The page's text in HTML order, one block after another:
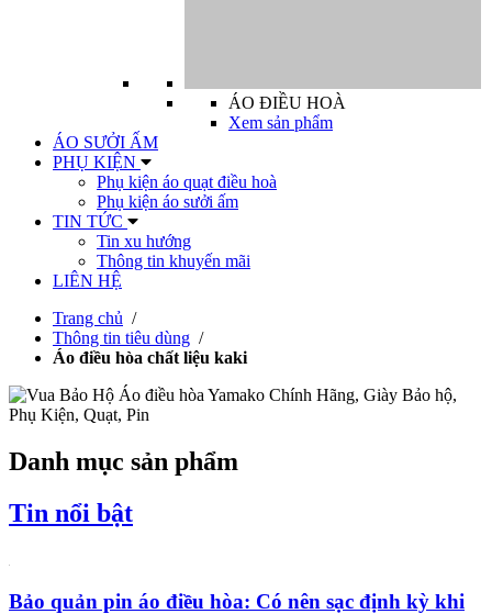
ÁO ĐIỀU HOÀ
Xem sản phẩm
ÁO SƯỞI ẤM
PHỤ KIỆN
Phụ kiện áo quạt điều hoà
Phụ kiện áo sưởi ấm
TIN TỨC
Tin xu hướng
Thông tin khuyến mãi
LIÊN HỆ
Trang chủ /
Thông tin tiêu dùng /
Áo điều hòa chất liệu kaki
Danh mục sản phẩm
Tin nổi bật
Bảo quản pin áo điều hòa: Có nên sạc định kỳ khi